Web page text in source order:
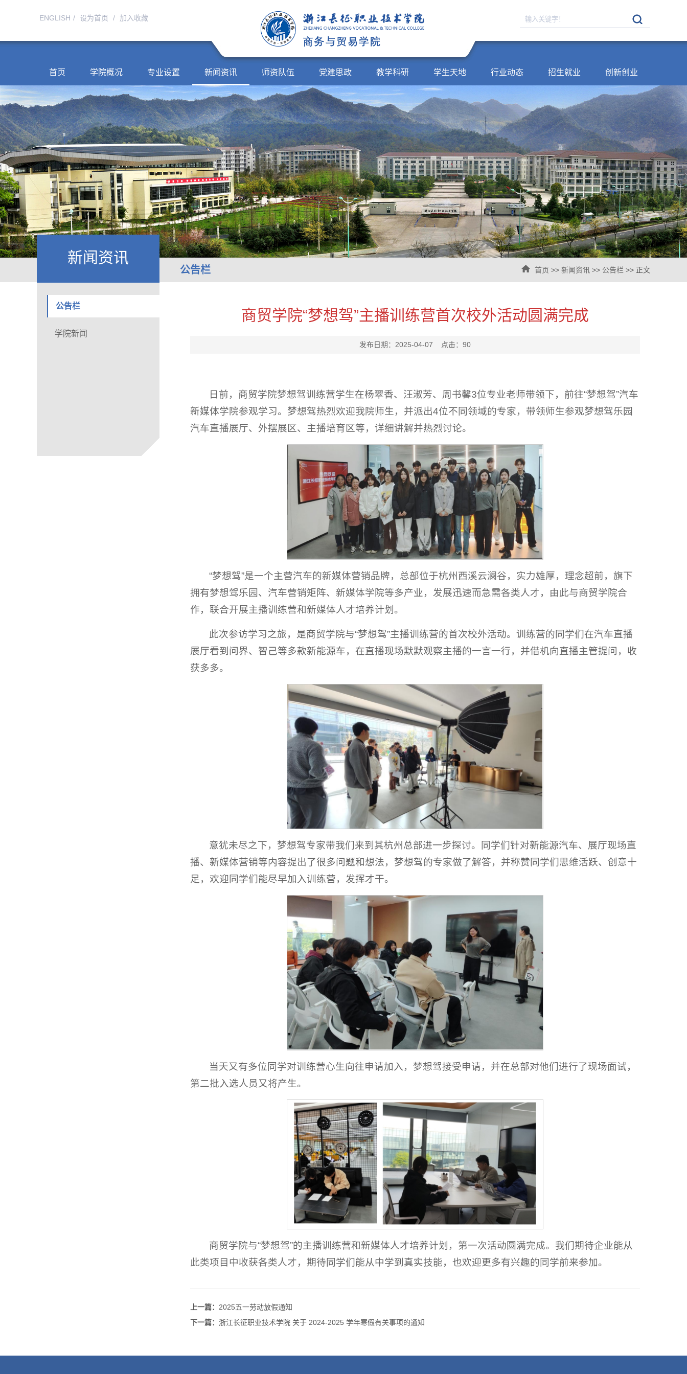
ENGLISH / 设为首页 / 加入收藏
首页 学院概况 专业设置 新闻资讯 师资队伍 党建思政 教学科研 学生天地 行业动态 招生就业 创新创业
新闻资讯
公告栏 首页 >> 新闻资讯 >> 公告栏 >> 正文
公告栏
学院新闻
商贸学院“梦想驾”主播训练营首次校外活动圆满完成
发布日期：2025-04-07 点击： 90
日前，商贸学院梦想驾训练营学生在杨翠香、汪淑芳、周书馨3位专业老师带领下，前往“梦想驾”汽车
新媒体学院参观学习。梦想驾热烈欢迎我院师生，并派出4位不同领域的专家，带领师生参观梦想驾乐园
汽车直播展厅、外摆展区、主播培育区等，详细讲解并热烈讨论。
“梦想驾”是一个主营汽车的新媒体营销品牌，总部位于杭州西溪云澜谷，实力雄厚，理念超前，旗下
拥有梦想驾乐园、汽车营销矩阵、新媒体学院等多产业，发展迅速而急需各类人才，由此与商贸学院合
作，联合开展主播训练营和新媒体人才培养计划。
此次参访学习之旅，是商贸学院与“梦想驾”主播训练营的首次校外活动。训练营的同学们在汽车直播
展厅看到问界、智己等多款新能源车，在直播现场默默观察主播的一言一行，并借机向直播主管提问，收
获多多。
意犹未尽之下，梦想驾专家带我们来到其杭州总部进一步探讨。同学们针对新能源汽车、展厅现场直
播、新媒体营销等内容提出了很多问题和想法，梦想驾的专家做了解答，并称赞同学们思维活跃、创意十
足，欢迎同学们能尽早加入训练营，发挥才干。
当天又有多位同学对训练营心生向往申请加入，梦想驾接受申请，并在总部对他们进行了现场面试，
第二批入选人员又将产生。
商贸学院与“梦想驾”的主播训练营和新媒体人才培养计划，第一次活动圆满完成。我们期待企业能从
此类项目中收获各类人才，期待同学们能从中学到真实技能，也欢迎更多有兴趣的同学前来参加。
上一篇： 2025五一劳动放假通知
下一篇： 浙江长征职业技术学院 关于 2024-2025 学年寒假有关事项的通知